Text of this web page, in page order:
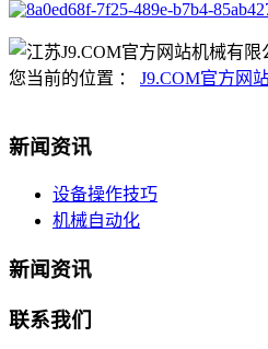
您当前的位置 ： J9.COM官方网
新闻资讯
设备操作技巧
机械自动化
新闻资讯
联系我们